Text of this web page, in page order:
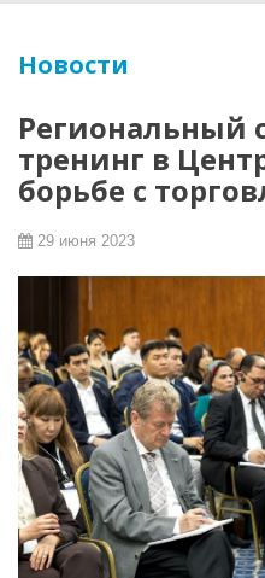
Новости
Региональный
тренинг в
борьбе с
29 июня 2023